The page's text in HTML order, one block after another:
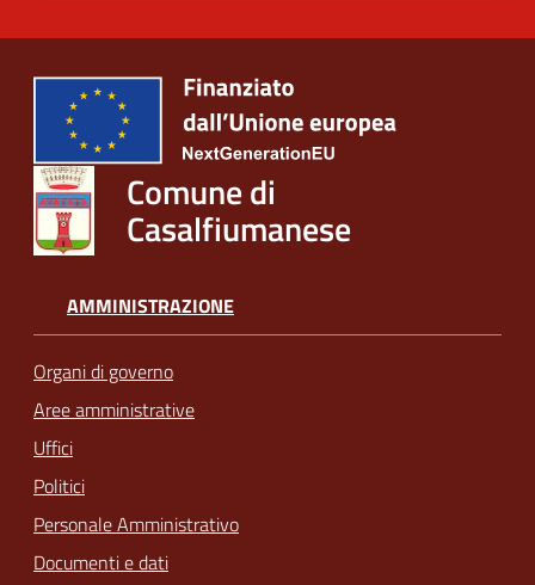
Comune di
Casalfiumanese
AMMINISTRAZIONE
Organi di governo
Aree amministrative
Uffici
Politici
Personale Amministrativo
Documenti e dati